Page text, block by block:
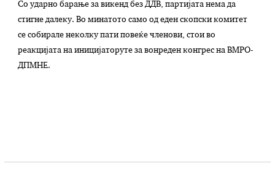
Со ударно барање за викенд без ДДВ, партијата нема да
стигне далеку. Во минатото само од еден скопски комитет
се собирале неколку пати повеќе членови, стои во
реакцијата на иницијаторуте за вонреден конгрес на ВМРО-
ДПМНЕ.